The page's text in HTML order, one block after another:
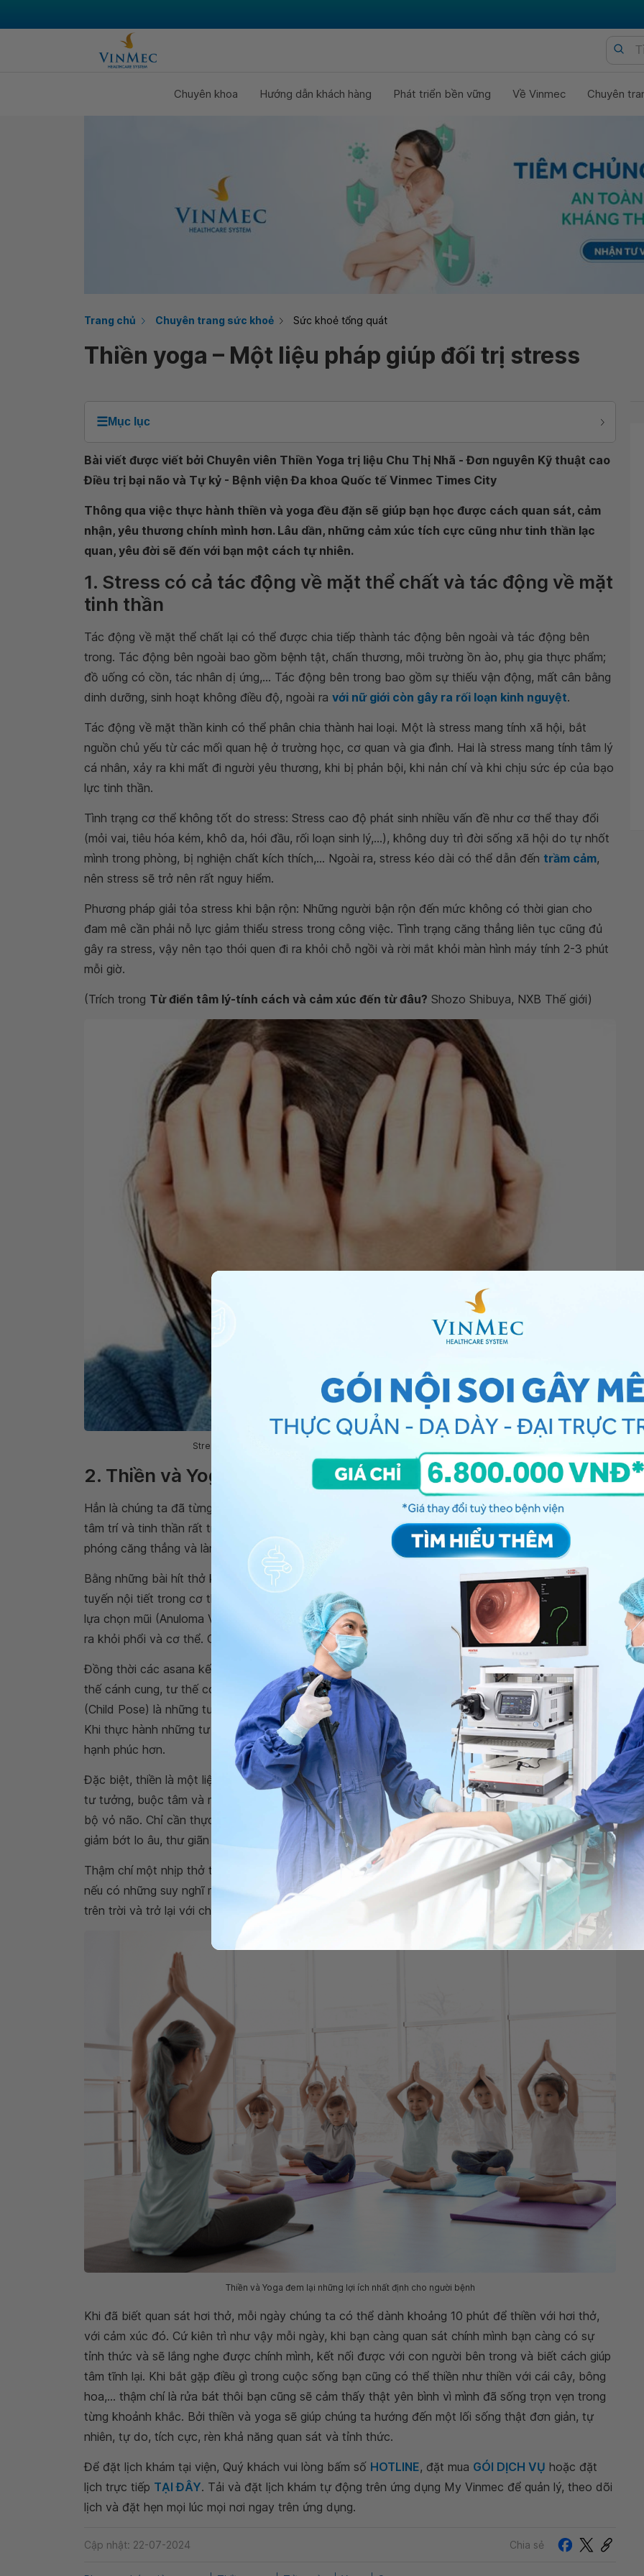
Chuyên khoa Hướng dẫn khách hàng Phát triển bền vững Về Vinmec Chuyên
Trang chủ Chuyên trang sức khoẻ Sức khoẻ tổng quát
Thiền yoga – Một liệu pháp giúp đối trị stress
☰Mục lục
Bài viết được viết bởi Chuyên viên Thiền Yoga trị liệu Chu Thị Nhã - Đơn nguyên Kỹ thuật cao
Điều trị bại não và Tự kỷ - Bệnh viện Đa khoa Quốc tế Vinmec Times City
Thông qua việc thực hành thiền và yoga đều đặn sẽ giúp bạn học được cách quan sát, cảm
nhận, yêu thương chính mình hơn. Lâu dần, những cảm xúc tích cực cũng như tinh thần lạc
quan, yêu đời sẽ đến với bạn một cách tự nhiên.
1. Stress có cả tác động về mặt thể chất và tác động về mặt
tinh thần
Tác động về mặt thể chất lại có thể được chia tiếp thành tác động bên ngoài và tác động bên
trong. Tác động bên ngoài bao gồm bệnh tật, chấn thương, môi trường ồn ào, phụ gia thực phẩm;
đồ uống có cồn, tác nhân dị ứng,... Tác động bên trong bao gồm sự thiếu vận động, mất cân bằng
dinh dưỡng, sinh hoạt không điều độ, ngoài ra với nữ giới còn gây ra rối loạn kinh nguyệt.
Tác động về mặt thần kinh có thể phân chia thành hai loại. Một là stress mang tính xã hội, bắt
nguồn chủ yếu từ các mối quan hệ ở trường học, cơ quan và gia đình. Hai là stress mang tính tâm lý
cá nhân, xảy ra khi mất đi người yêu thương, khi bị phản bội, khi nản chí và khi chịu sức ép của bạo
lực tinh thần.
Tình trạng cơ thể không tốt do stress: Stress cao độ phát sinh nhiều vấn đề như cơ thể thay đổi
(mỏi vai, tiêu hóa kém, khô da, hói đầu, rối loạn sinh lý,...), không duy trì đời sống xã hội do tự nhốt
mình trong phòng, bị nghiện chất kích thích,... Ngoài ra, stress kéo dài có thể dẫn đến trầm cảm,
nên stress sẽ trở nên rất nguy hiểm.
Phương pháp giải tỏa stress khi bận rộn: Những người bận rộn đến mức không có thời gian cho
đam mê cần phải nỗ lực giảm thiểu stress trong công việc. Tình trạng căng thẳng liên tục cũng đủ
gây ra stress, vậy nên tạo thói quen đi ra khỏi chỗ ngồi và rời mắt khỏi màn hình máy tính 2-3 phút
mỗi giờ.
(Trích trong Từ điển tâm lý-tính cách và cảm xúc đến từ đâu? Shozo Shibuya, NXB Thế giới)
Stress tác động về mặt thể chất và tác động về mặt tinh thần của người bệnh
2. Thiền và Yoga giúp chúng ta giải tỏa stress?
Hẳn là chúng ta đã từng đọc, nghe nói và biết được các tác động của Yoga và Thiền đến cơ thể,
tâm trí và tinh thần rất tích cực. Yoga mang lại trải nghiệm các chuyển động chậm rãi giúp giải
phóng căng thẳng và làm dịu tâm trí.
Bằng những bài hít thở kết hợp với các asana (tư thế) trong yoga tác động sâu đến các cơ quan,
tuyến nội tiết trong cơ thể giúp chúng ta cân bằng hơn về cơ thể và tâm trí. Ví dụ như phép hít thở
lựa chọn mũi (Anuloma Viloma) giúp tăng cường chức năng của hệ hô hấp, các khí thải bị tống khứ
ra khỏi phổi và cơ thể. Giúp xoa dịu và làm cân bằng trí não.
Đồng thời các asana kết hợp với hơi thở sâu giúp thư giãn cơ thể. Ví dụ như tư thế chó úp mặt, tư
thế cánh cung, tư thế con cá, tư thế ngồi gập người về trước,... hay đơn giản như tư thế đứa trẻ
(Child Pose) là những tư thế yoga cơ bản, giúp trở về với bản chất là đứa trẻ trong mỗi chúng ta.
Khi thực hành những tư thế này cả cơ thể sẽ được thư giãn, tâm trí được xoa dịu và giúp chúng ta
hạnh phúc hơn.
Đặc biệt, thiền là một liệu pháp đối trị trực tiếp và hữu hiệu. Thiền là những phương pháp tập trung
tư tưởng, buộc tâm và một đối tượng nhất định nhằm tạo ra hiệu ứng ức chế, nghỉ ngơi trên toàn
bộ vỏ não. Chỉ cần thực hành thiền quan sát hơi thở 10 phút mỗi ngày đều đặn sẽ giúp chúng ta
giảm bớt lo âu, thư giãn và đem lại sự bình yên hơn cho tâm hồn.
Thậm chí một nhịp thở thoải mái, sâu và yên ắng sẽ giúp thư giãn cơ bắp và giải tỏa căng thẳng. Và
nếu có những suy nghĩ nào khác xuất hiện vào lúc này, hãy mặc chúng trôi đi như những đám mây
trên trời và trở lại với chuyển động ngọt ngào của hơi thở.
Thiền và Yoga đem lại những lợi ích nhất định cho người bệnh
Khi đã biết quan sát hơi thở, mỗi ngày chúng ta có thể dành khoảng 10 phút để thiền với hơi thở,
với cảm xúc đó. Cứ kiên trì như vậy mỗi ngày, khi bạn càng quan sát chính mình bạn càng có sự
tỉnh thức và sẽ lắng nghe được chính mình, kết nối được với con người bên trong và biết cách giúp
tâm tĩnh lại. Khi bắt gặp điều gì trong cuộc sống bạn cũng có thể thiền như thiền với cái cây, bông
hoa,... thậm chí là rửa bát thôi bạn cũng sẽ cảm thấy thật yên bình vì mình đã sống trọn vẹn trong
từng khoảnh khắc. Bởi thiền và yoga sẽ giúp chúng ta hướng đến một lối sống thật đơn giản, tự
nhiên, tự do, tích cực, rèn khả năng quan sát và tỉnh thức.
Để đặt lịch khám tại viện, Quý khách vui lòng bấm số HOTLINE, đặt mua GÓI DỊCH VỤ hoặc đặt
lịch trực tiếp TẠI ĐÂY. Tải và đặt lịch khám tự động trên ứng dụng My Vinmec để quản lý, theo dõi
lịch và đặt hẹn mọi lúc mọi nơi ngay trên ứng dụng.
Cập nhật: 22-07-2024 Chia sẻ